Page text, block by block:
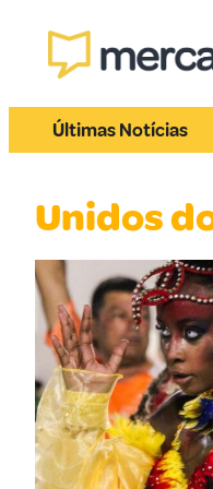
Últimas Notícias
Unidos